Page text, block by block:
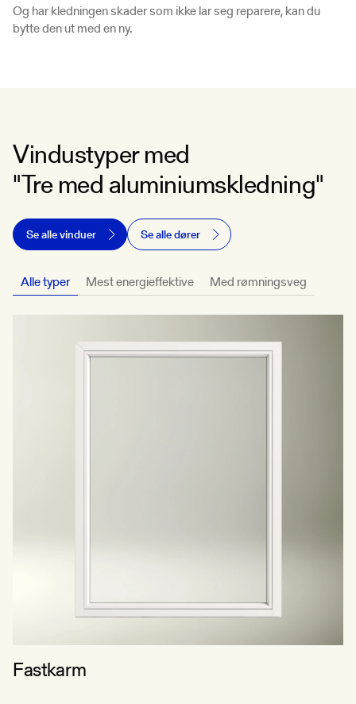
Og har kledningen skader som ikke lar seg reparere, kan du
bytte den ut med en ny.
Vindustyper med
"Tre med aluminiumskledning"
Se alle vinduer Se alle dører
Alle typer Mest energieffektive Med rømningsveg
Fastkarm